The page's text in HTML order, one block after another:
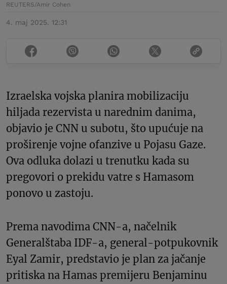
REUTERS/Amir Cohen
4. maj 2025. 12:31
Izraelska vojska planira mobilizaciju
hiljada rezervista u narednim danima,
objavio je CNN u subotu, što upućuje na
proširenje vojne ofanzive u Pojasu Gaze.
Ova odluka dolazi u trenutku kada su
pregovori o prekidu vatre s Hamasom
ponovo u zastoju.
Prema navodima CNN-a, načelnik
Generalštaba IDF-a, general-potpukovnik
Eyal Zamir, predstavio je plan za jačanje
pritiska na Hamas premijeru Benjaminu